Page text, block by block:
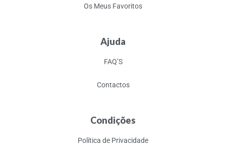
Os Meus Favoritos
Ajuda
FAQ’S
Contactos
Condições
Política de Privacidade